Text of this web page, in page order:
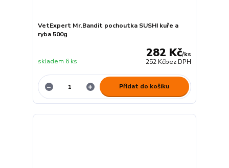
VetExpert Mr.Bandit pochoutka SUSHI kuře a
ryba 500g
282 Kč/ks
252 Kčbez DPH
skladem 6 ks
Přidat do košíku